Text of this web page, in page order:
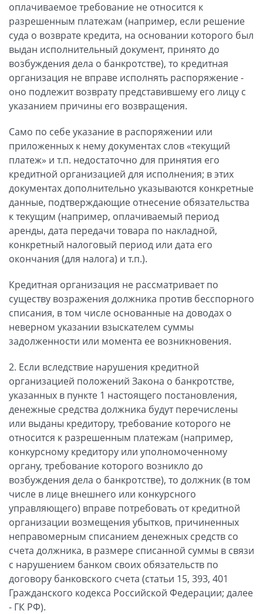
оплачиваемое требование не относится к
разрешенным платежам (например, если решение
суда о возврате кредита, на основании которого был
выдан исполнительный документ, принято до
возбуждения дела о банкротстве), то кредитная
организация не вправе исполнять распоряжение -
оно подлежит возврату представившему его лицу с
указанием причины его возвращения.
Само по себе указание в распоряжении или
приложенных к нему документах слов «текущий
платеж» и т.п. недостаточно для принятия его
кредитной организацией для исполнения; в этих
документах дополнительно указываются конкретные
данные, подтверждающие отнесение обязательства
к текущим (например, оплачиваемый период
аренды, дата передачи товара по накладной,
конкретный налоговый период или дата его
окончания (для налога) и т.п.).
Кредитная организация не рассматривает по
существу возражения должника против бесспорного
списания, в том числе основанные на доводах о
неверном указании взыскателем суммы
задолженности или момента ее возникновения.
2. Если вследствие нарушения кредитной
организацией положений Закона о банкротстве,
указанных в пункте 1 настоящего постановления,
денежные средства должника будут перечислены
или выданы кредитору, требование которого не
относится к разрешенным платежам (например,
конкурсному кредитору или уполномоченному
органу, требование которого возникло до
возбуждения дела о банкротстве), то должник (в том
числе в лице внешнего или конкурсного
управляющего) вправе потребовать от кредитной
организации возмещения убытков, причиненных
неправомерным списанием денежных средств со
счета должника, в размере списанной суммы в связи
с нарушением банком своих обязательств по
договору банковского счета (статьи 15, 393, 401
Гражданского кодекса Российской Федерации; далее
- ГК РФ).